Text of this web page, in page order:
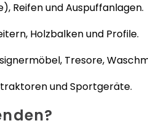
Reifen und Auspuffanlagen.
Holzbalken und Profile.
Tresore,
und Sportgeräte.